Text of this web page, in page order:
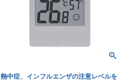
熱中症、インフルエンザの注意レベルを